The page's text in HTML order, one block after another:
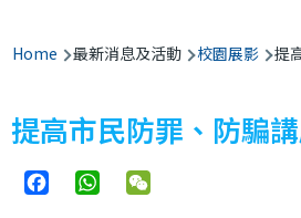
Breadcrumb
Home 最新消息及活動 校園展影 提
提高市民防罪、防騙
FacebookWhatsApp